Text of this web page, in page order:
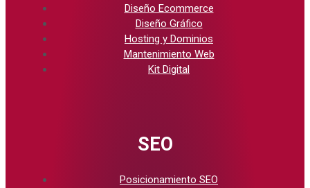
Diseño Ecommerce
Diseño Gráfico
Hosting y Dominios
Mantenimiento Web
Kit Digital
SEO
Posicionamiento SEO